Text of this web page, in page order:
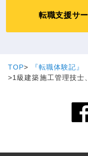
転職支援サ
TOP
『転職体験記』
1級建築施工管理技士